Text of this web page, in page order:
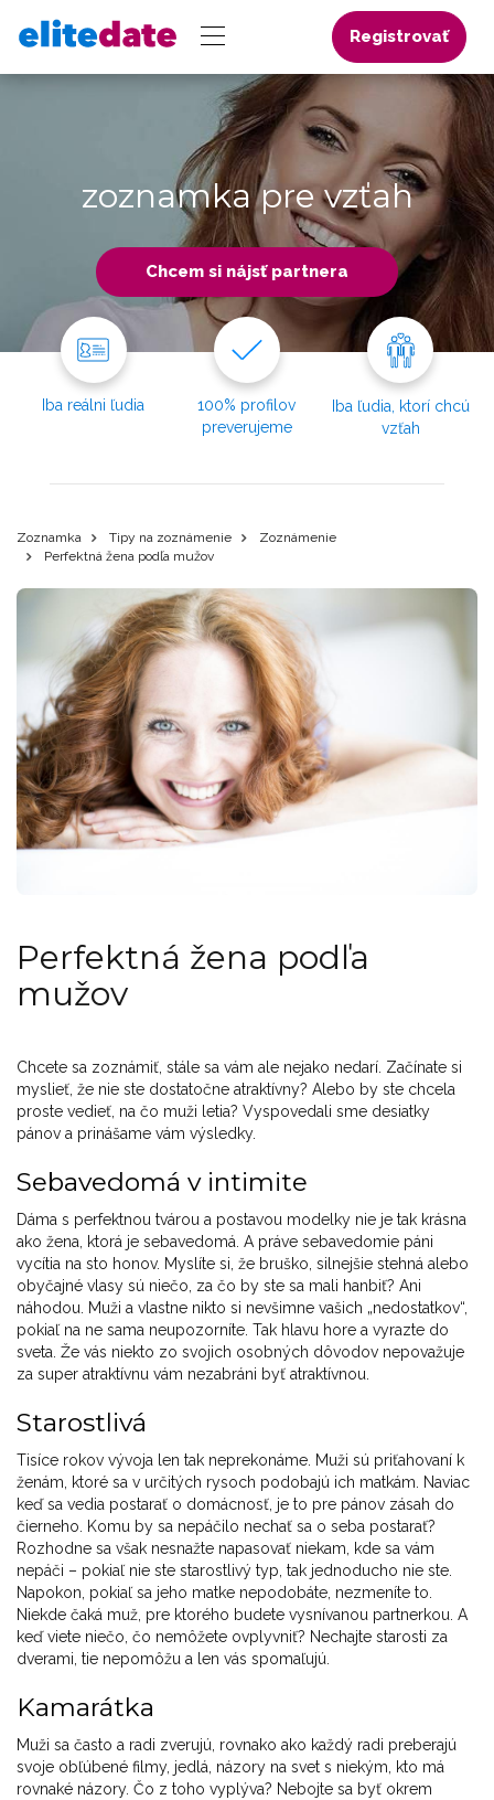
Registrovať
zoznamka pre vzťah
Chcem si nájsť partnera
Iba reálni ľudia
100% profilov
preverujeme
Iba ľudia, ktorí chcú
vzťah
Zoznamka Tipy na zoznámenie
Zoznámenie
Perfektná žena podľa mužov
Perfektná žena podľa
mužov
Chcete sa zoznámiť, stále sa vám ale nejako nedarí. Začínate si
myslieť, že nie ste dostatočne atraktívny? Alebo by ste chcela
proste vedieť, na čo muži letia? Vyspovedali sme desiatky
pánov a prinášame vám výsledky.
Sebavedomá v intimite
Dáma s perfektnou tvárou a postavou modelky nie je tak krásna
ako žena, ktorá je sebavedomá. A práve sebavedomie páni
vycítia na sto honov. Myslíte si, že bruško, silnejšie stehná alebo
obyčajné vlasy sú niečo, za čo by ste sa mali hanbiť? Ani
náhodou. Muži a vlastne nikto si nevšimne vašich „nedostatkov“,
pokiaľ na ne sama neupozorníte. Tak hlavu hore a vyrazte do
sveta. Že vás niekto zo svojich osobných dôvodov nepovažuje
za super atraktívnu vám nezabráni byť atraktívnou.
Starostlivá
Tisíce rokov vývoja len tak neprekonáme. Muži sú priťahovaní k
ženám, ktoré sa v určitých rysoch podobajú ich matkám. Naviac
keď sa vedia postarať o domácnosť, je to pre pánov zásah do
čierneho. Komu by sa nepáčilo nechať sa o seba postarať?
Rozhodne sa však nesnažte napasovať niekam, kde sa vám
nepáči – pokiaľ nie ste starostlivý typ, tak jednoducho nie ste.
Napokon, pokiaľ sa jeho matke nepodobáte, nezmeníte to.
Niekde čaká muž, pre ktorého budete vysnívanou partnerkou. A
keď viete niečo, čo nemôžete ovplyvniť? Nechajte starosti za
dverami, tie nepomôžu a len vás spomaľujú.
Kamarátka
Muži sa často a radi zverujú, rovnako ako každý radi preberajú
svoje obľúbené filmy, jedlá, názory na svet s niekým, kto má
rovnaké názory. Čo z toho vyplýva? Nebojte sa byť okrem